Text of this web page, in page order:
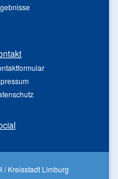
Kreisstadt Limburg